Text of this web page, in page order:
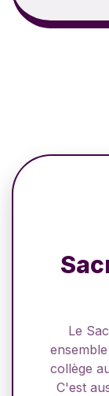
Le
collège
C'est